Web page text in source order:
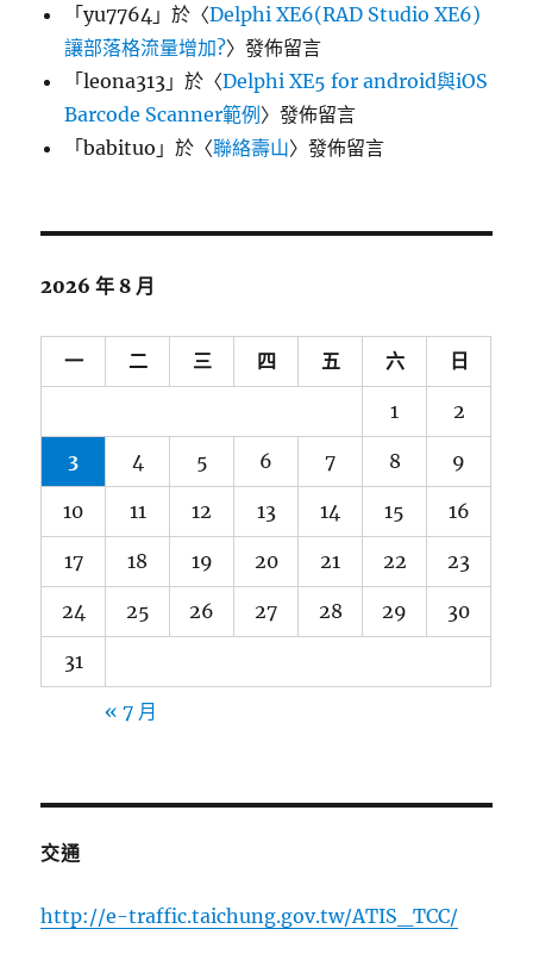
「yu7764 」於〈Delphi XE6(RAD Studio XE6)
讓部落格流量增加?〉發佈留言
「leona313 」於〈Delphi XE5 for android與iOS
Barcode Scanner範例〉發佈留言
「babituo 」於〈聯絡壽山〉發佈留言
2026 年 8 月
一 二 三 四 五 六 日
1 2
3 4 5 6 7 8 9
10 11 12 13 14 15 16
17 18 19 20 21 22 23
24 25 26 27 28 29 30
31
« 7 月
交通
http://e-traffic.taichung.gov.tw/ATIS_TCC/